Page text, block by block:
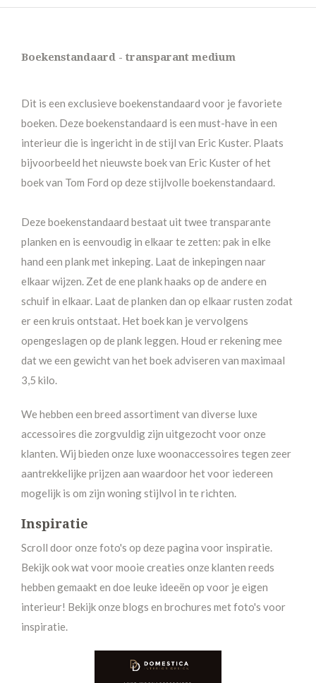
Boekenstandaard - transparant medium
Dit is een exclusieve boekenstandaard voor je favoriete
boeken. Deze boekenstandaard is een must-have in een
interieur die is ingericht in de stijl van Eric Kuster. Plaats
bijvoorbeeld het nieuwste boek van Eric Kuster of het
boek van Tom Ford op deze stijlvolle boekenstandaard.
Deze boekenstandaard bestaat uit twee transparante
planken en is eenvoudig in elkaar te zetten: pak in elke
hand een plank met inkeping. Laat de inkepingen naar
elkaar wijzen. Zet de ene plank haaks op de andere en
schuif in elkaar. Laat de planken dan op elkaar rusten zodat
er een kruis ontstaat. Het boek kan je vervolgens
opengeslagen op de plank leggen. Houd er rekening mee
dat we een gewicht van het boek adviseren van maximaal
3,5 kilo.
We hebben een breed assortiment van diverse luxe
accessoires die zorgvuldig zijn uitgezocht voor onze
klanten. Wij bieden onze luxe woonaccessoires tegen zeer
aantrekkelijke prijzen aan waardoor het voor iedereen
mogelijk is om zijn woning stijlvol in te richten.
Inspiratie
Scroll door onze foto's op deze pagina voor inspiratie.
Bekijk ook wat voor mooie creaties onze klanten reeds
hebben gemaakt en doe leuke ideeën op voor je eigen
interieur! Bekijk onze blogs en brochures met foto's voor
inspiratie.